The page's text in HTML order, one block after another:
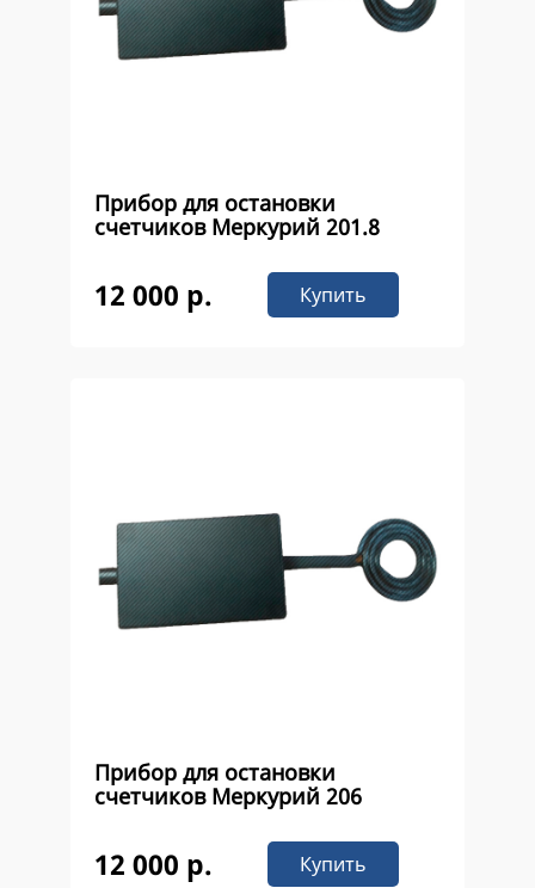
Прибор для остановки
счетчиков Меркурий 201.8
12 000 р. Купить
Прибор для остановки
счетчиков Меркурий 206
12 000 р. Купить